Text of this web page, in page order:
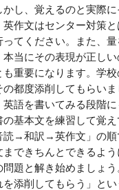
し、覚えるのと実際
英作文はセンター対策
てください。また、
本当にその表現が正し
も重要になります。学
都度添削してもらい
語を書いてみる段階
の基本文を練習して覚
読→和訳→英作文」の順
まできちんとできるよ
題と解き始めましょ
添削してもらう」と